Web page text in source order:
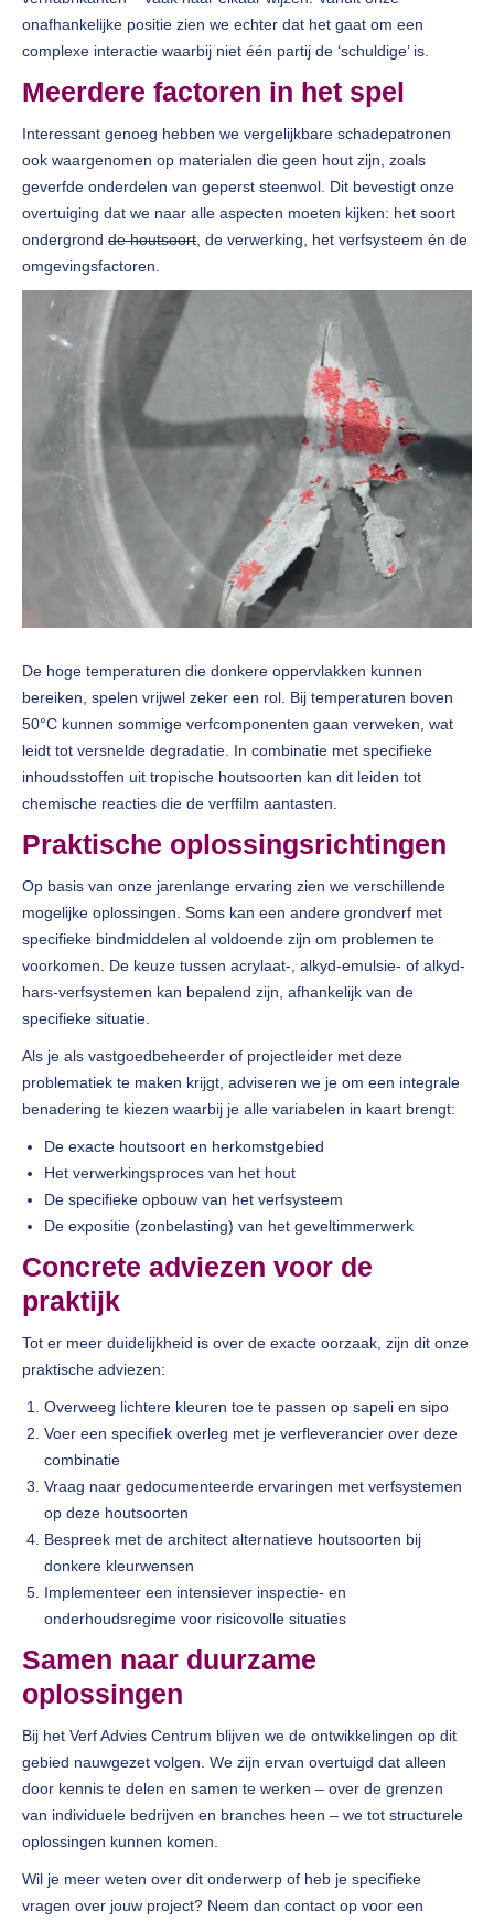
onafhankelijke positie zien we echter dat het gaat om een
complexe interactie waarbij niet één partij de ‘schuldige’ is.
Meerdere factoren in het spel
Interessant genoeg hebben we vergelijkbare schadepatronen
ook waargenomen op materialen die geen hout zijn, zoals
geverfde onderdelen van geperst steenwol. Dit bevestigt onze
overtuiging dat we naar alle aspecten moeten kijken: het soort
ondergrond de houtsoort , de verwerking, het verfsysteem én de
omgevingsfactoren.
De hoge temperaturen die donkere oppervlakken kunnen
bereiken, spelen vrijwel zeker een rol. Bij temperaturen boven
50°C kunnen sommige verfcomponenten gaan verweken, wat
leidt tot versnelde degradatie. In combinatie met specifieke
inhoudsstoffen uit tropische houtsoorten kan dit leiden tot
chemische reacties die de verffilm aantasten.
Praktische oplossingsrichtingen
Op basis van onze jarenlange ervaring zien we verschillende
mogelijke oplossingen. Soms kan een andere grondverf met
specifieke bindmiddelen al voldoende zijn om problemen te
voorkomen. De keuze tussen acrylaat-, alkyd-emulsie- of alkyd-
hars-verfsystemen kan bepalend zijn, afhankelijk van de
specifieke situatie.
Als je als vastgoedbeheerder of projectleider met deze
problematiek te maken krijgt, adviseren we je om een integrale
benadering te kiezen waarbij je alle variabelen in kaart brengt:
De exacte houtsoort en herkomstgebied
Het verwerkingsproces van het hout
De specifieke opbouw van het verfsysteem
De expositie (zonbelasting) van het geveltimmerwerk
Concrete adviezen voor de
praktijk
Tot er meer duidelijkheid is over de exacte oorzaak, zijn dit onze
praktische adviezen:
Overweeg lichtere kleuren toe te passen op sapeli en sipo
Voer een specifiek overleg met je verfleverancier over deze
combinatie
Vraag naar gedocumenteerde ervaringen met verfsystemen
op deze houtsoorten
Bespreek met de architect alternatieve houtsoorten bij
donkere kleurwensen
Implementeer een intensiever inspectie- en
onderhoudsregime voor risicovolle situaties
Samen naar duurzame
oplossingen
Bij het Verf Advies Centrum blijven we de ontwikkelingen op dit
gebied nauwgezet volgen. We zijn ervan overtuigd dat alleen
door kennis te delen en samen te werken – over de grenzen
van individuele bedrijven en branches heen – we tot structurele
oplossingen kunnen komen.
Wil je meer weten over dit onderwerp of heb je specifieke
vragen over jouw project? Neem dan contact op voor een